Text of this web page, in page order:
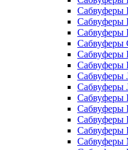
Сабвуферы
Сабвуферы
Сабвуферы
Сабвуферы
Сабвуферы
Сабвуферы
Сабвуферы
Сабвуферы
Сабвуферы
Сабвуферы
Сабвуферы
Сабвуферы
Сабвуферы